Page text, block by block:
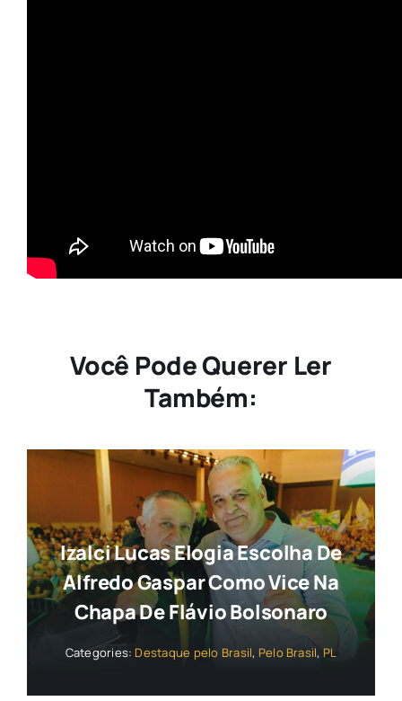
Você Pode Querer Ler
Também:
Izalci Lucas Elogia Escolha De
Alfredo Gaspar Como Vice Na
Chapa De Flávio Bolsonaro
Categories: Destaque pelo Brasil, Pelo Brasil, PL